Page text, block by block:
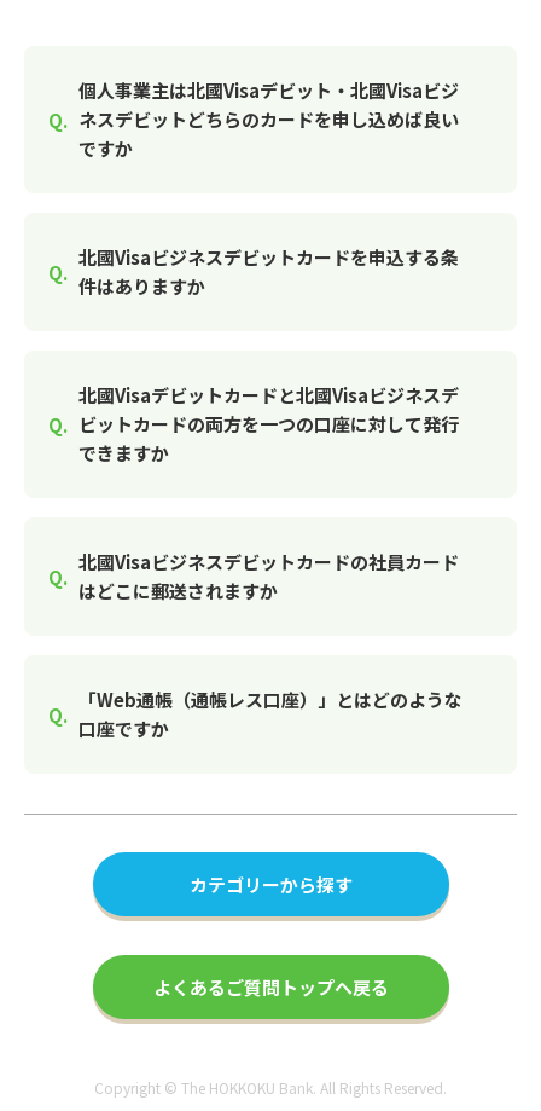
個人事業主は北國Visaデビット・北國Visaビジ
ネスデビットどちらのカードを申し込めば良い
ですか
北國Visaビジネスデビットカードを申込する条
件はありますか
北國Visaデビットカードと北國Visaビジネスデ
ビットカードの両方を一つの口座に対して発行
できますか
北國Visaビジネスデビットカードの社員カード
はどこに郵送されますか
「Web通帳（通帳レス口座）」とはどのような
口座ですか
カテゴリーから探す
よくあるご質問トップへ戻る
Copyright © The HOKKOKU Bank. All Rights Reserved.